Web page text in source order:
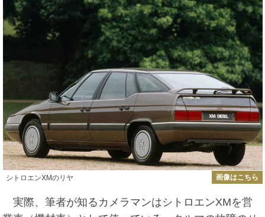
シトロエンXMのリヤ 画像はこちら
実際、筆者が知るカメラマンはシトロエンXMを営